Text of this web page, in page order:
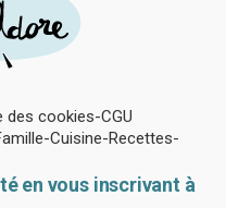
des cookies CGU
Cuisine Recettes
en vous inscrivant à